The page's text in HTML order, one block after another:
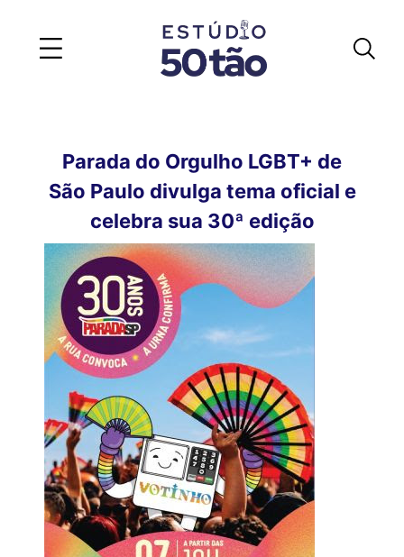
Parada do Orgulho LGBT+ de
São Paulo divulga tema oficial e
celebra sua 30ª edição